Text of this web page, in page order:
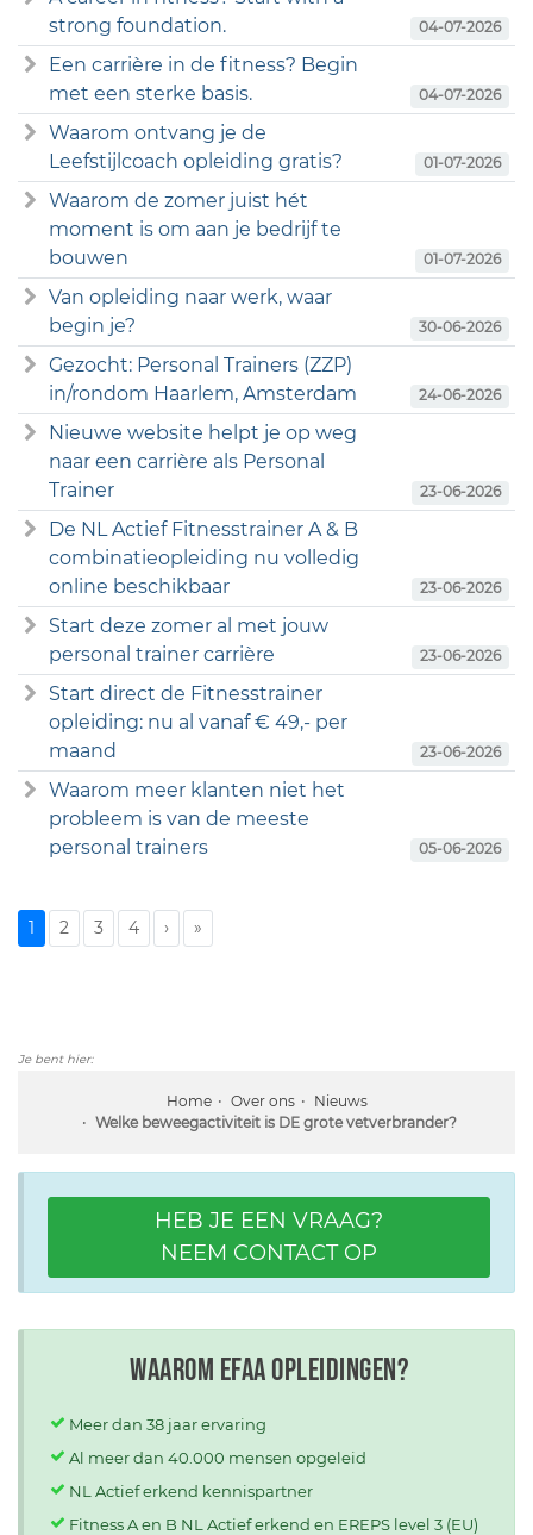
strong foundation.
04-07-2026
Een carrière in de fitness? Begin
met een sterke basis.
04-07-2026
Waarom ontvang je de
Leefstijlcoach opleiding gratis?
01-07-2026
Waarom de zomer juist hét
moment is om aan je bedrijf te
bouwen
01-07-2026
Van opleiding naar werk, waar
begin je?
30-06-2026
Gezocht: Personal Trainers (ZZP)
in/rondom Haarlem, Amsterdam
24-06-2026
Nieuwe website helpt je op weg
naar een carrière als Personal
Trainer
23-06-2026
De NL Actief Fitnesstrainer A & B
combinatieopleiding nu volledig
online beschikbaar
23-06-2026
Start deze zomer al met jouw
personal trainer carrière
23-06-2026
Start direct de Fitnesstrainer
opleiding: nu al vanaf € 49,- per
maand
23-06-2026
Waarom meer klanten niet het
probleem is van de meeste
personal trainers
05-06-2026
1 2 3 4 › »
Je bent hier:
Home Over ons
Nieuws
Welke beweegactiviteit is DE grote vetverbrander?
HEB JE EEN VRAAG?
NEEM CONTACT OP
Waarom EFAA opleidingen?
Meer dan 38 jaar ervaring
Al meer dan 40.000 mensen opgeleid
NL Actief erkend kennispartner
Fitness A en B NL Actief erkend en EREPS level 3 (EU)